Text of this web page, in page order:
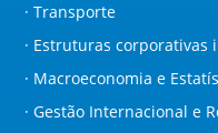
· Transporte
· Estruturas corporativas
· Macroeconomia e
· Gestão Internacional e